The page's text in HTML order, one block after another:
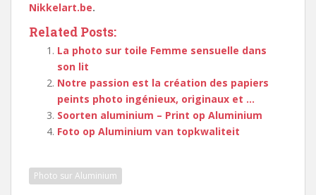
Nikkelart.be.
Related Posts:
La photo sur toile Femme sensuelle dans
son lit
Notre passion est la création des papiers
peints photo ingénieux, originaux et …
Soorten aluminium – Print op Aluminium
Foto op Aluminium van topkwaliteit
Photo sur Aluminium